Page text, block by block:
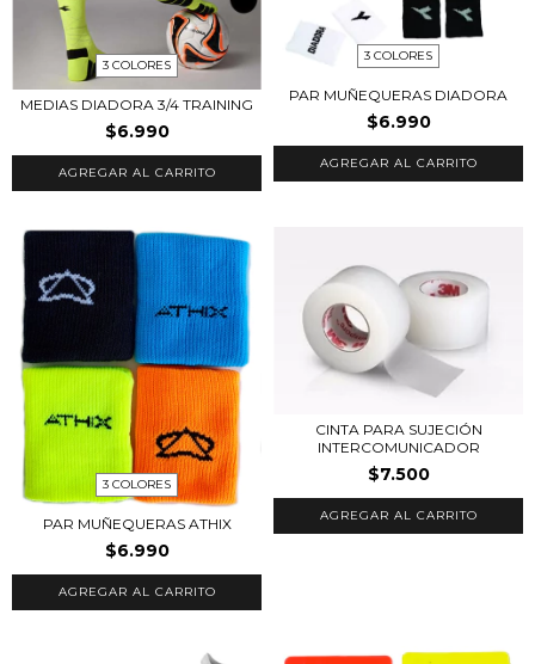
3 COLORES
MEDIAS DIADORA 3/4 TRAINING
$6.990
AGREGAR AL CARRITO
3 COLORES
PAR MUÑEQUERAS DIADORA
$6.990
AGREGAR AL CARRITO
3 COLORES
PAR MUÑEQUERAS ATHIX
$6.990
AGREGAR AL CARRITO
CINTA PARA SUJECIÓN
INTERCOMUNICADOR
$7.500